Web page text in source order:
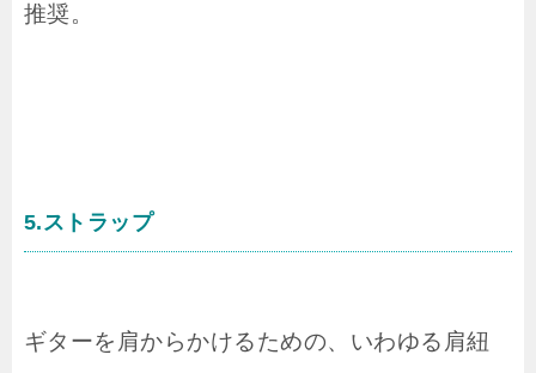
推奨。
5.ストラップ
ギターを肩からかけるための、いわゆる肩紐